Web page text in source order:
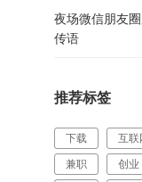
夜场微信朋友
传语
推荐标签
下载 互联
兼职
创业